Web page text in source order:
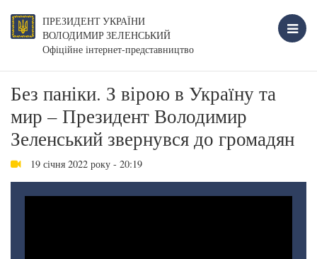
ПРЕЗИДЕНТ УКРАЇНИ
ВОЛОДИМИР ЗЕЛЕНСЬКИЙ
Офіційне інтернет-представництво
Без паніки. З вірою в Україну та
мир – Президент Володимир
Зеленський звернувся до громадян
19 січня 2022 року - 20:19